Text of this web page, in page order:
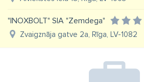
"INOXBOLT" SIA "Zemdega"
Zvaigznāja gatve 2a, Rīga, LV-1082